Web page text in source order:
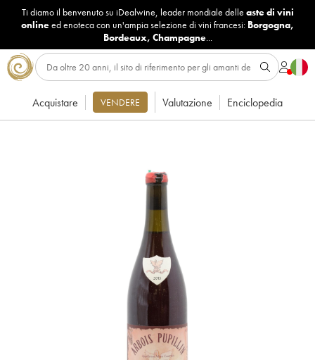
Ti diamo il benvenuto su iDealwine, leader mondiale delle aste di vini
onlineed enoteca con un'ampia selezione di vini francesi: Borgogna,
Bordeaux, Champagne...
Acquistare VENDERE Valutazione Enciclopedia